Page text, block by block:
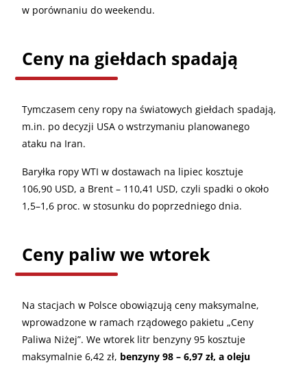
w porównaniu do weekendu.
Ceny na giełdach spadają
Tymczasem ceny ropy na światowych giełdach spadają,
m.in. po decyzji USA o wstrzymaniu planowanego
ataku na Iran.
Baryłka ropy WTI w dostawach na lipiec kosztuje
106,90 USD, a Brent – 110,41 USD, czyli spadki o około
1,5–1,6 proc. w stosunku do poprzedniego dnia.
Ceny paliw we wtorek
Na stacjach w Polsce obowiązują ceny maksymalne,
wprowadzone w ramach rządowego pakietu „Ceny
Paliwa Niżej”. We wtorek litr benzyny 95 kosztuje
maksymalnie 6,42 zł, benzyny 98 – 6,97 zł, a oleju